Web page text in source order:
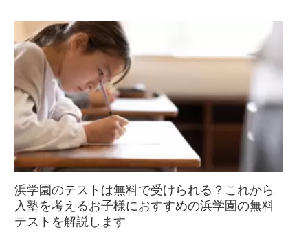
浜学園のテストは無料で受けられる？これから
入塾を考えるお子様におすすめの浜学園の無料
テストを解説します